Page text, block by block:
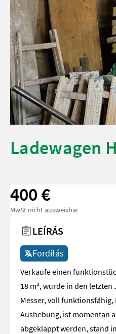
Ladewagen
400 €
MwSt nicht ausweisbar
LEÍRÁS
Fordítás
Verkaufe einen
18 m³, wurde in den
Messer, voll
Aushebung, ist momentan
abgeklappt werden, stand